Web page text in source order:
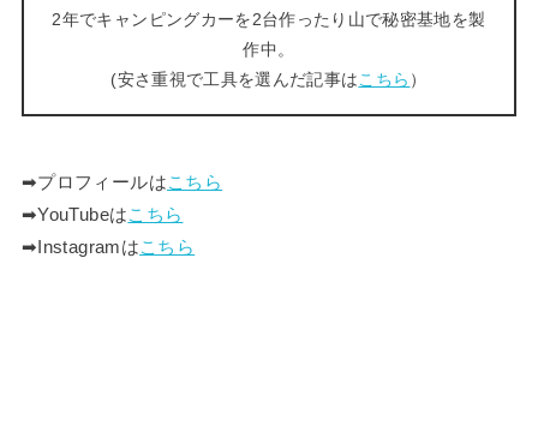
2年でキャンピングカーを2台作ったり山で秘密基地を製
作中。
(安さ重視で工具を選んだ記事はこちら ）
➡︎プロフィールはこちら
➡︎YouTubeはこちら
➡︎Instagramはこちら